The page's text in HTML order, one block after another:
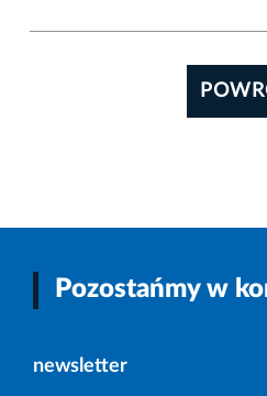
Pozostańmy w
newsletter